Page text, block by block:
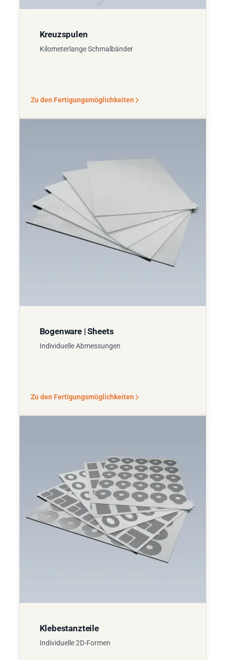
Kreuzspulen
Kilometerlange Schmalbänder
Zu den Fertigungsmöglichkeiten
Bogenware | Sheets
Individuelle Abmessungen
Zu den Fertigungsmöglichkeiten
Klebestanzteile
Individuelle 2D-Formen